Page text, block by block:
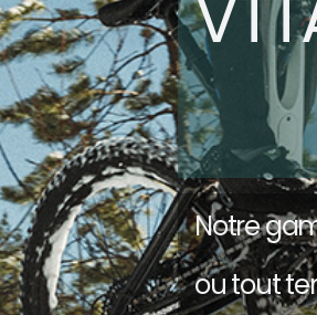
Notre
ou tout